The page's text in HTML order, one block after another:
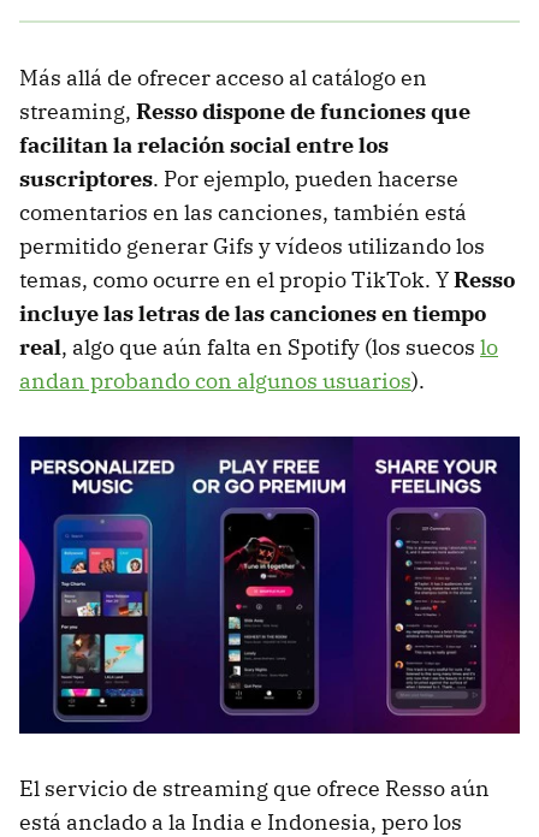
Más allá de ofrecer acceso al catálogo en
streaming, Resso dispone de funciones que
facilitan la relación social entre los
suscriptores. Por ejemplo, pueden hacerse
comentarios en las canciones, también está
permitido generar Gifs y vídeos utilizando los
temas, como ocurre en el propio TikTok. YResso
incluye las letras de las canciones en tiempo
real, algo que aún falta en Spotify (los suecos lo
andan probando con algunos usuarios).
El servicio de streaming que ofrece Resso aún
está anclado a la India e Indonesia, pero los